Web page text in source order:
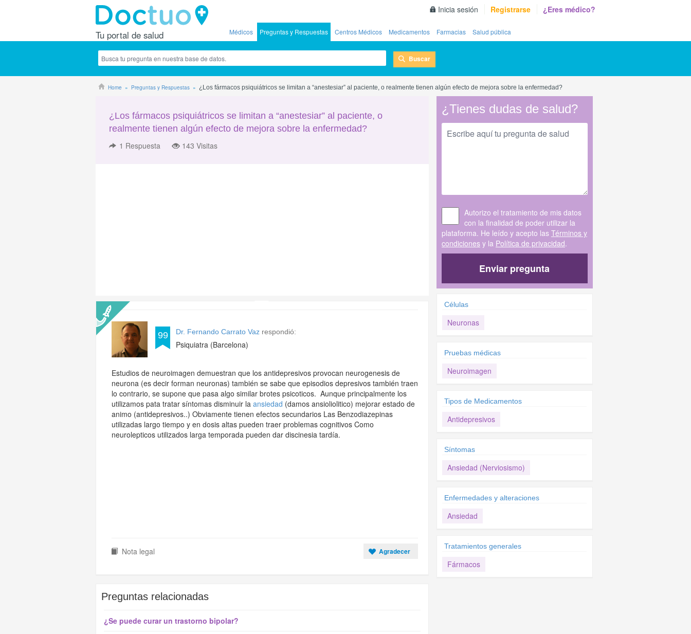
Tu portal de salud
Inicia sesión Registrarse ¿Eres médico?
Médicos Preguntas y Respuestas Centros Médicos Medicamentos Farmacias Salud pública
Buscar
Home Preguntas y Respuestas ¿Los fármacos psiquiátricos se limitan a “anestesiar” al paciente, o realmente tienen algún efecto de mejora sobre la enfermedad?
¿Los fármacos psiquiátricos se limitan a “anestesiar” al paciente, o
realmente tienen algún efecto de mejora sobre la enfermedad?
1 Respuesta 143 Visitas
99 Dr. Fernando Carrato Vaz respondió:
Psiquiatra (Barcelona)
Estudios de neuroimagen demuestran que los antidepresivos provocan neurogenesis de
neurona (es decir forman neuronas) también se sabe que episodios depresivos también traen
lo contrario, se supone que pasa algo similar brotes psicoticos. Aunque principalmente los
utilizamos pata tratar síntomas disminuir la ansiedad (damos ansioliolitico) mejorar estado de
animo (antidepresivos..) Obviamente tienen efectos secundarios Las Benzodiazepinas
utilizadas largo tiempo y en dosis altas pueden traer problemas cognitivos Como
neurolepticos utilizados larga temporada pueden dar discinesia tardía.
Nota legal Agradecer
Preguntas relacionadas
¿Se puede curar un trastorno bipolar?
¿Tienes dudas de salud?
Autorizo el tratamiento de mis datos
con la finalidad de poder utilizar la
plataforma. He leído y acepto las Términos y
condicionesy la Política de privacidad.
Enviar pregunta
Células
Neuronas
Pruebas médicas
Neuroimagen
Tipos de Medicamentos
Antidepresivos
Síntomas
Ansiedad (Nerviosismo)
Enfermedades y alteraciones
Ansiedad
Tratamientos generales
Fármacos